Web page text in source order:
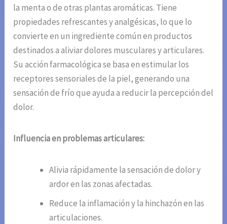
la menta o de otras plantas aromáticas. Tiene
propiedades refrescantes y analgésicas, lo que lo
convierte en un ingrediente común en productos
destinados a aliviar dolores musculares y articulares.
Su acción farmacológica se basa en estimular los
receptores sensoriales de la piel, generando una
sensación de frío que ayuda a reducir la percepción del
dolor.
Influencia en problemas articulares:
Alivia rápidamente la sensación de dolor y
ardor en las zonas afectadas.
Reduce la inflamación y la hinchazón en las
articulaciones.